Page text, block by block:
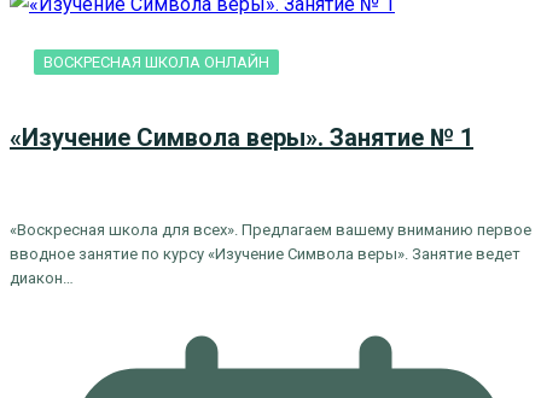
ВОСКРЕСНАЯ ШКОЛА ОНЛАЙН
«Изучение Символа веры». Занятие № 1
«Воскресная школа для всех». Предлагаем вашему вниманию первое
вводное занятие по курсу «Изучение Символа веры». Занятие ведет
диакон…